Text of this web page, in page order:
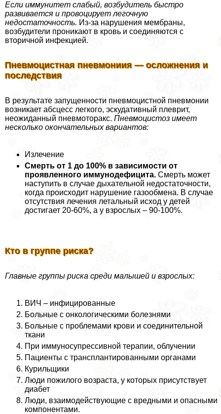
Если иммунитет слабый, возбудитель быстро
развивается и провоцирует легочную
недостаточность. Из-за нарушения мембраны,
возбудители проникают в кровь и соединяются с
вторичной инфекцией.
Пневмоцистная пневмониия — осложнения и
последствия
В результате запущенности пневмоцистной пневмонии
возникает абсцесс легкого, эскудативный плеврит,
неожиданный пневмотоpaкс. Пневмоцистоз имеет
несколько окончательных вариантов:
Излечение
Смерть от 1 до 100% в зависимости от
проявленного иммунодефицита. Смерть может
наступить в случае дыхательной недостаточности,
когда происходит нарушение газообмена. В случае
отсутствия лечения летальный исход у детей
достигает 20-60%, а у взрослых – 90-100%.
Кто в группе риска?
Главные группы риска среди малышей и взрослых:
ВИЧ – инфицированные
Больные с oнкoлoгическими болезнями
Больные с проблемами крови и соединительной
ткани
При иммуносупрессивной терапии, облучении
Пациенты с трaнcплантированными органами
Курильщики
Люди пожилого возраста, у которых присутствует
диабет
Люди, взаимодействующие с вредными и опасными
компонентами.